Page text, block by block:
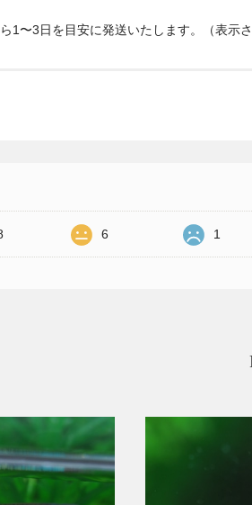
1〜3日を目安に発送いたします。（表示
6 1